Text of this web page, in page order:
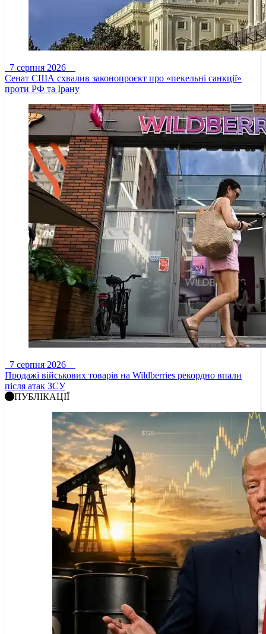
7 серпня 2026
Сенат США схвалив законопроєкт про «пекельні санкції»
проти РФ та Ірану
7 серпня 2026
Продажі військових товарів на Wildberries рекордно впали
після атак ЗСУ
ПУБЛІКАЦІЇ